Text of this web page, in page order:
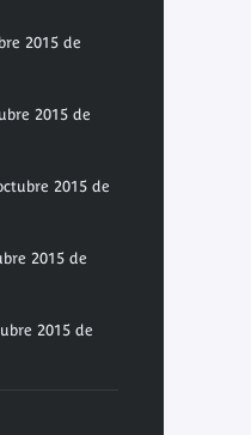
2015 de
2015 de
2015 de
2015 de
2015 de